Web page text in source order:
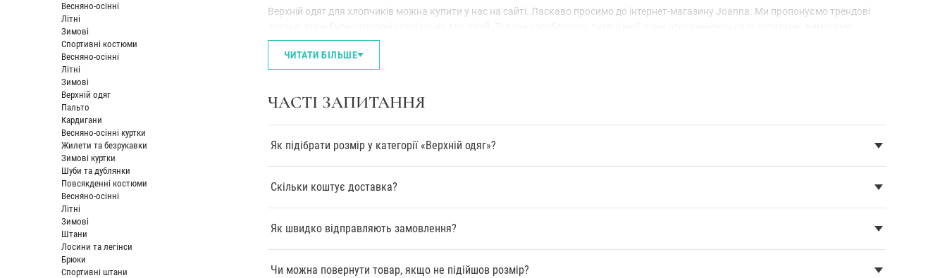
Весняно-осінні
Літні
Зимові
Спортивні костюми
Весняно-осінні
Літні
Зимові
Верхній одяг
Пальто
Кардигани
Весняно-осінні куртки
Жилети та безрукавки
Зимові куртки
Шуби та дублянки
Повсякденні костюми
Весняно-осінні
Літні
Зимові
Штани
Лосини та легінси
Брюки
Спортивні штани
Верхній одяг для хлопчиків можна купити у нас на сайті. Ласкаво просимо до інтернет-магазину Joanna. Ми пропонуємо трендові
дорослих.
Підстави пуховиків, курток, безрукавка має критичне значення. Від якості лицьового матеріалу залежить характеристики. Якщо
каталозі демісезонні силуети подовжених варіантів, коротких та середньої довжини. Вони чудово гармонують зі
унікальні декори. Змійки, зав'язки, якісь малюнки, принти, зображення… Вони дозволять вашій дитині бути не такими, як усі. Наші
періоді яскравість переважає. Замовляйте контрастний помаранчевий, зелений або червоний варіант. Комбінація двох тонів
пріоритетна чи матеріалів. Наявність хутра на комірах або як окантування каптурів допустимі.
ЧИТАТИ БІЛЬШЕ
ЧАСТІ ЗАПИТАННЯ
Як підібрати розмір у категорії «Верхній одяг»?
Скільки коштує доставка?
Як швидко відправляють замовлення?
Чи можна повернути товар, якщо не підійшов розмір?